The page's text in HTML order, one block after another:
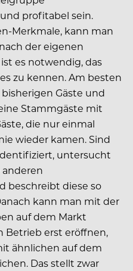
profitabel sein.
Merkmale, kann man
der eigenen
es notwendig, das
zu kennen. Am besten
Gäste und
Stammgäste mit
die nur einmal
wieder kamen. Sind
untersucht
anderen
beschreibt diese so
kann man mit der
auf dem Markt
Betrieb erst eröffnen,
ähnlichen auf dem
Das stellt zwar